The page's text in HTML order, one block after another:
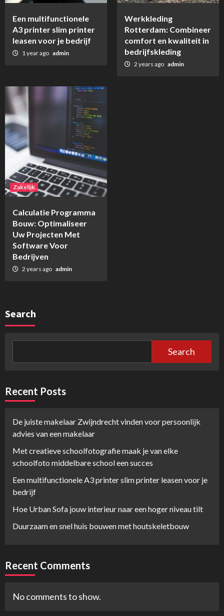
Een multifunctionele
A3 printer slim printer
leasen voor je bedrijf
1 year ago admin
Werkkleding
Rotterdam: Combineer
comfort en kwaliteit in
bedrijfskleding
2 years ago admin
Zakelijk
Calculatie Programma
Bouw: Optimaliseer
Uw Projecten Met
Software Voor
Bedrijven
2 years ago admin
Search
Search
Recent Posts
De juiste makelaar Zwijndrecht vinden voor persoonlijk
advies van een makelaar
Met creatieve schoolfotografie maak je van elke
schoolfoto middelbare school een succes
Een multifunctionele A3 printer slim printer leasen voor je
bedrijf
Hoe Urban Sofa jouw interieur naar een hoger niveau tilt
Duurzaam en snel huis bouwen met houtskeletbouw
Recent Comments
No comments to show.